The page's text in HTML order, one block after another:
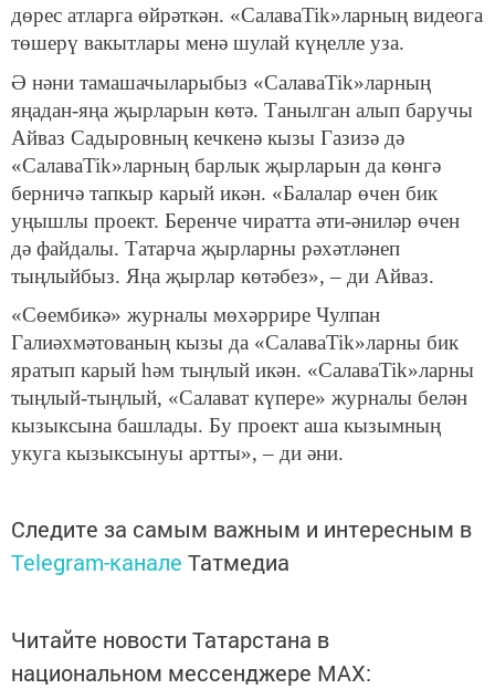
дөрес атларга өйрәткән. «СалаваTik»ларның видеога
төшерү вакытлары менә шулай күңелле уза.
Ә нәни тамашачыларыбыз «СалаваTik»ларның
яңадан-яңа җырларын көтә. Танылган алып баручы
Айваз Садыровның кечкенә кызы Газизә дә
«СалаваTik»ларның барлык җырларын да көнгә
берничә тапкыр карый икән. «Балалар өчен бик
уңышлы проект. Беренче чиратта әти-әниләр өчен
дә файдалы. Татарча җырларны рәхәтләнеп
тыңлыйбыз. Яңа җырлар көтәбез», – ди Айваз.
«Сөембикә» журналы мөхәррире Чулпан
Галиәхмәтованың кызы да «СалаваTik»ларны бик
яратып карый һәм тыңлый икән. «СалаваTik»ларны
тыңлый-тыңлый, «Салават күпере» журналы белән
кызыксына башлады. Бу проект аша кызымның
укуга кызыксынуы артты», – ди әни.
Следите за самым важным и интересным в
Telegram-канале Татмедиа
Читайте новости Татарстана в
национальном мессенджере MАХ: